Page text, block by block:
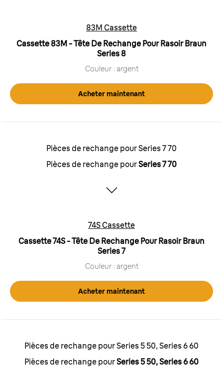
83M Cassette
Cassette 83M - Tête De Rechange Pour Rasoir Braun
Series 8
Couleur : argent
Acheter maintenant
Pièces de rechange pour Series 7 70
Pièces de rechange pourSeries 7 70
74S Cassette
Cassette 74S - Tête De Rechange Pour Rasoir Braun
Series 7
Couleur : argent
Acheter maintenant
Pièces de rechange pour Series 5 50, Series 6 60
Pièces de rechange pourSeries 5 50, Series 6 60